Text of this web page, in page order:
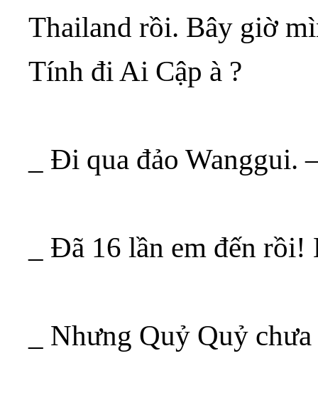
Thailand rồi. Bây giờ
Tính đi Ai Cập à ?
_ Đi qua đảo Wanggui.
_ Đã 16 lần em đến
_ Nhưng Quỷ Quỷ